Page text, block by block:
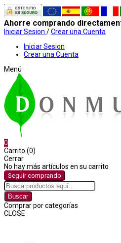
Ahorre comprando
Iniciar Sesion /Crear una Cuenta
Iniciar Sesion
Crear una Cuenta
Menú
0
Carrito (0)
Cerrar
No hay más artículos en su carrito
Seguir comprando
Buscar
Comprar por categorías
CLOSE